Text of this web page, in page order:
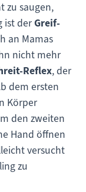
zu saugen,
ist derGreif-
an Mamas
nicht mehr
Reflex, der
dem ersten
Körper
den zweiten
Hand öffnen
versucht
zu